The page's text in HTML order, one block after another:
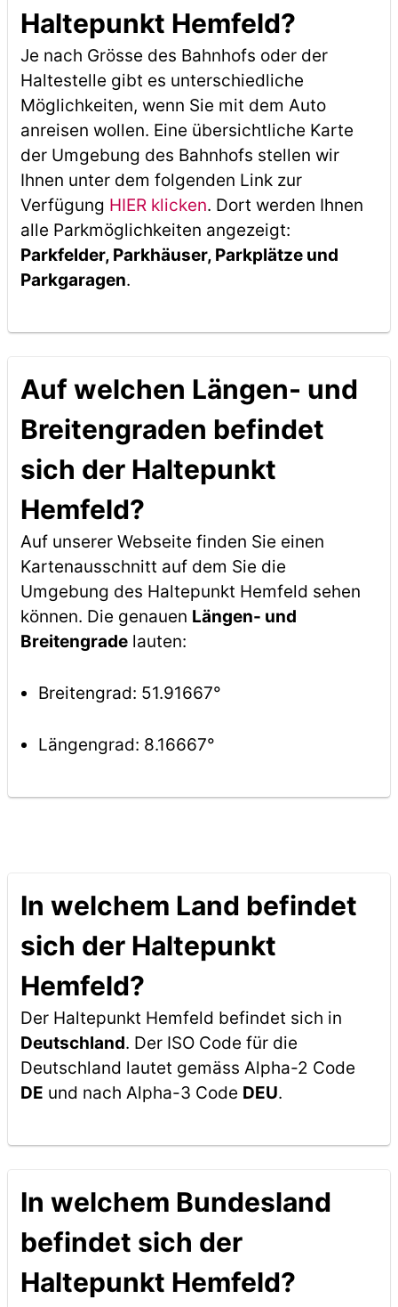
Haltepunkt Hemfeld?
Je nach Grösse des Bahnhofs oder der
Haltestelle gibt es unterschiedliche
Möglichkeiten, wenn Sie mit dem Auto
anreisen wollen. Eine übersichtliche Karte
der Umgebung des Bahnhofs stellen wir
Ihnen unter dem folgenden Link zur
Verfügung HIER klicken. Dort werden Ihnen
alle Parkmöglichkeiten angezeigt:
Parkfelder, Parkhäuser, Parkplätze und
Parkgaragen.
Auf welchen Längen- und
Breitengraden befindet
sich der Haltepunkt
Hemfeld?
Auf unserer Webseite finden Sie einen
Kartenausschnitt auf dem Sie die
Umgebung des Haltepunkt Hemfeld sehen
können. Die genauen Längen- und
Breitengradelauten:
Breitengrad: 51.91667°
Längengrad: 8.16667°
In welchem Land befindet
sich der Haltepunkt
Hemfeld?
Der Haltepunkt Hemfeld befindet sich in
Deutschland. Der ISO Code für die
Deutschland lautet gemäss Alpha-2 Code
DE und nach Alpha-3 Code DEU.
In welchem Bundesland
befindet sich der
Haltepunkt Hemfeld?